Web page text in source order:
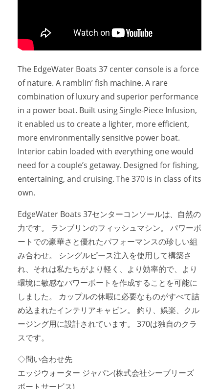
The EdgeWater Boats 37 center console is a force
of nature. A ramblin’ fish machine. A rare
combination of luxury and superior performance
in a power boat. Built using Single-Piece Infusion,
it enabled us to create a lighter, more efficient,
more environmentally sensitive power boat.
Interior cabin loaded with everything one would
need for a couple’s getaway. Designed for fishing,
entertaining, and cruising. The 370 is in class of its
own.
EdgeWater Boats 37センターコンソールは、自然の
力です。 ランブリンのフィッシュマシン。 パワーボ
ートでの豪華さと優れたパフォーマンスの珍しい組
み合わせ。 シングルピース注入を使用して構築さ
れ、それは私たちがより軽く、より効率的で、より
環境に敏感なパワーボートを作成することを可能に
しました。 カップルの休暇に必要なものがすべて詰
め込まれたインテリアキャビン。 釣り、娯楽、クル
ージング用に設計されています。 370は独自のクラ
スです。
◇問い合わせ先
エッジウォーター ジャパン(株式会社シーブリーズ
ボートサービス)